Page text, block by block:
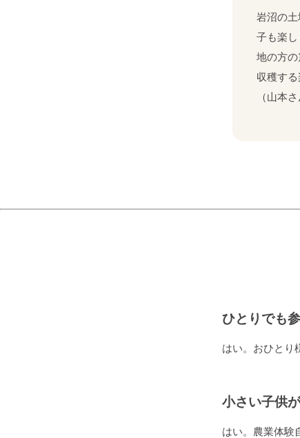
岩沼の
子も楽
地の方
収穫す
（山本
ひとりでも
はい。おひとり
小さい子供
はい。農業体験